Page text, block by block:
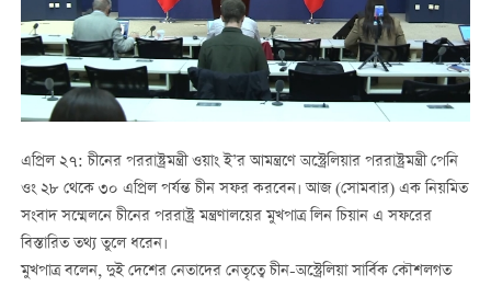
এপ্রিল ২৭: চীনের পররাষ্ট্রমন্ত্রী ওয়াং ই’র আমন্ত্রণে অস্ট্রেলিয়ার পররাষ্ট্রমন্ত্রী পেনি
ওং ২৮ থেকে ৩০ এপ্রিল পর্যন্ত চীন সফর করবেন। আজ (সোমবার) এক নিয়মিত
সংবাদ সম্মেলনে চীনের পররাষ্ট্র মন্ত্রণালয়ের মুখপাত্র লিন চিয়ান এ সফরের
বিস্তারিত তথ্য তুলে ধরেন।
মুখপাত্র বলেন, দুই দেশের নেতাদের নেতৃত্বে চীন-অস্ট্রেলিয়া সার্বিক কৌশলগত